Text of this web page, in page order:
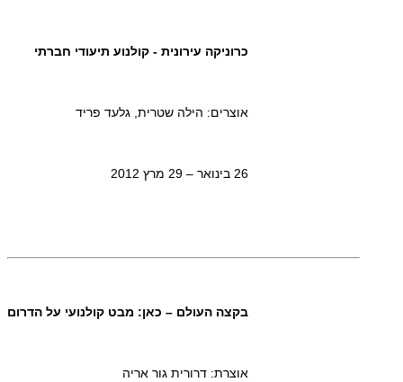
כרוניקה עירונית - קולנוע תיעודי חברתי
אוצרים: הילה שטרית, גלעד פריד
בקצה העולם – כאן: מבט קולנועי על הדרום
אוצרת: דרורית גור אריה